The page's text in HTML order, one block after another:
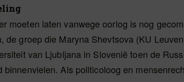
moeten laten vanwege oorlog is nog
de groep die Maryna Shevtsova (KU
van Ljubljana in Slovenië toen de
binnenvielen. Als politicoloog en